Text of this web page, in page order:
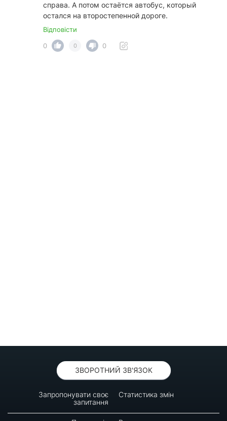
справа. А потом остаётся автобус, который
остался на второстепенной дороге.
Відповісти
0
0 0
ЗВОРОТНИЙ ЗВ'ЯЗОК
Запропонувати своє
запитання
Статистика змін